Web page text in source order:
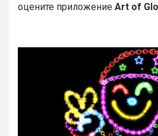
оцените приложение Art of